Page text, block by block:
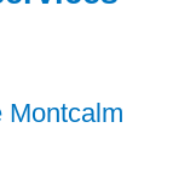
Montcalm